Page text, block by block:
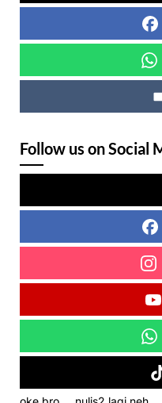
Follow us on Social